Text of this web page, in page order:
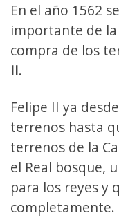
En el año 1562
importante de la
compra de los
II.
Felipe II ya
terrenos hasta
terrenos de la
el Real bosque,
para los reyes y
completamente.